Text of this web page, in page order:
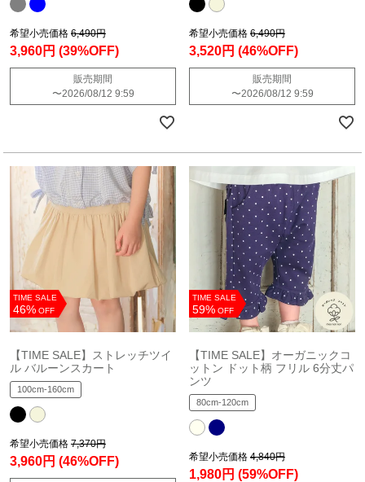
希望小売価格 6,490円
3,960円 (39%OFF)
販売期間
〜2026/08/12 9:59
希望小売価格 6,490円
3,520円 (46%OFF)
販売期間
〜2026/08/12 9:59
TIME SALE
46% OFF
【TIME SALE】ストレッチツイ
ル バルーンスカート
100cm-160cm
希望小売価格 7,370円
3,960円 (46%OFF)
TIME SALE
59% OFF
【TIME SALE】オーガニックコ
ットン ドット柄 フリル 6分丈パ
ンツ
80cm-120cm
希望小売価格 4,840円
1,980円 (59%OFF)